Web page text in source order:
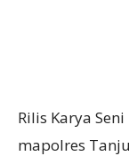
Rilis Karya
mapolres